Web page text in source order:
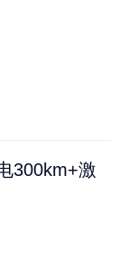
300km+激